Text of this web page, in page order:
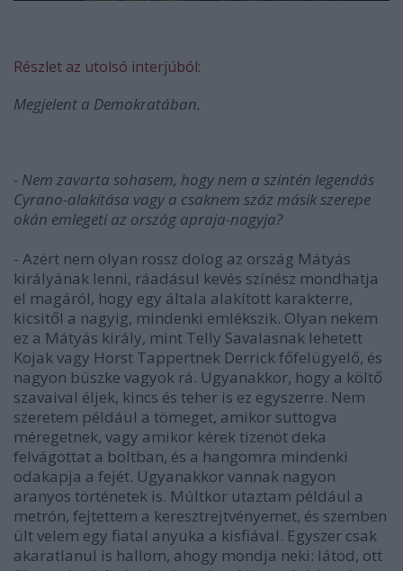
Részlet az utolsó interjúból:
Megjelent a Demokratában.
- Nem zavarta sohasem, hogy nem a szintén legendás
Cyrano-alakítása vagy a csaknem száz másik szerepe
okán emlegeti az ország apraja-nagyja?
- Azért nem olyan rossz dolog az ország Mátyás
királyának lenni, ráadásul kevés színész mondhatja
el magáról, hogy egy általa alakított karakterre,
kicsitől a nagyig, mindenki emlékszik. Olyan nekem
ez a Mátyás király, mint Telly Savalasnak lehetett
Kojak vagy Horst Tappertnek Derrick főfelügyelő, és
nagyon büszke vagyok rá. Ugyanakkor, hogy a költő
szavaival éljek, kincs és teher is ez egyszerre. Nem
szeretem például a tömeget, amikor suttogva
méregetnek, vagy amikor kérek tizenöt deka
felvágottat a boltban, és a hangomra mindenki
odakapja a fejét. Ugyanakkor vannak nagyon
aranyos történetek is. Múltkor utaztam például a
metrón, fejtettem a keresztrejtvényemet, és szemben
ült velem egy fiatal anyuka a kisfiával. Egyszer csak
akaratlanul is hallom, ahogy mondja neki: látod, ott